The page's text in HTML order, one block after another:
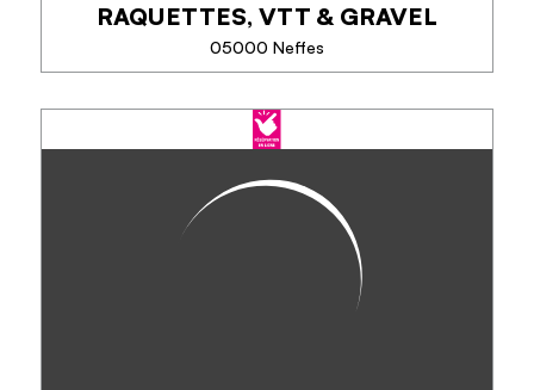
EN SAVOIR PLUS
RAQUETTES, VTT & GRAVEL
05000 Neffes
INFINIMENT-MONTAGNE,
Venez vous évader, encadré par un professionnel,
dans les Alpes du sud, en famille, en groupe d'amis,
pour un week-end ou une semaine, en alliant effort